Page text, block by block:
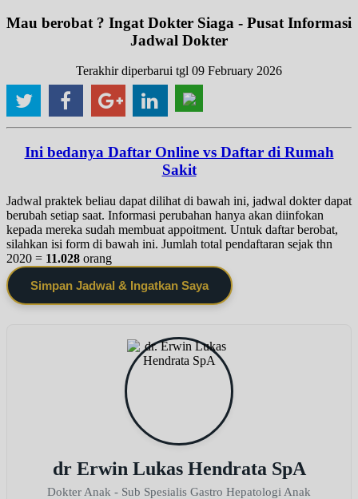
Mau berobat ? Ingat Dokter Siaga - Pusat Informasi
Jadwal Dokter
Terakhir diperbarui tgl 09 February 2026
Ini bedanya Daftar Online vs Daftar di Rumah
Sakit
Jadwal praktek beliau dapat dilihat di bawah ini, jadwal dokter dapat
berubah setiap saat. Informasi perubahan hanya akan diinfokan
kepada mereka sudah membuat appoitment. Untuk daftar berobat,
silahkan isi form di bawah ini. Jumlah total pendaftaran sejak thn
2020 = 11.028 orang
Simpan Jadwal & Ingatkan Saya
dr Erwin Lukas Hendrata SpA
Dokter Anak - Sub Spesialis Gastro Hepatologi Anak